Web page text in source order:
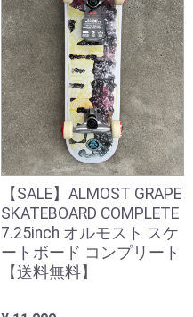
【SALE】ALMOST GRAPE
SKATEBOARD COMPLETE
7.25inch オルモスト スケ
ートボード コンプリート
【送料無料】